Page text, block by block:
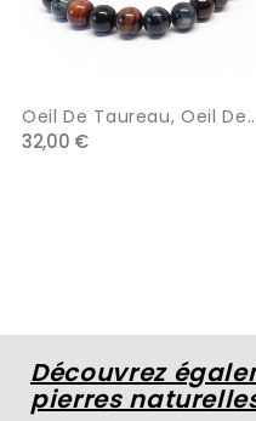
Oeil De Taureau, Oeil
32,00 €
Découvrez
pierres